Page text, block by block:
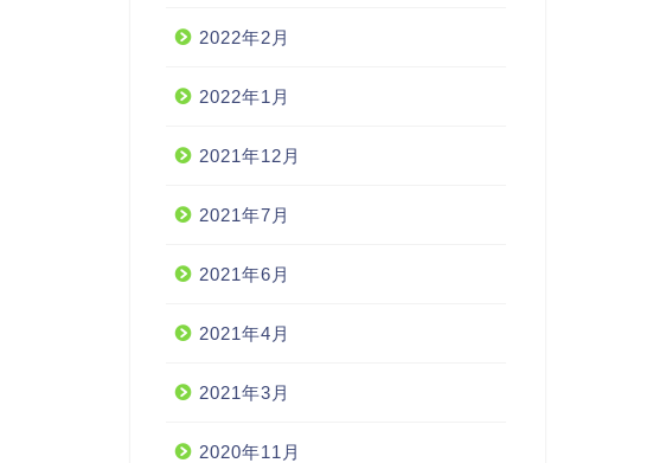
2022年2月
2022年1月
2021年12月
2021年7月
2021年6月
2021年4月
2021年3月
2020年11月